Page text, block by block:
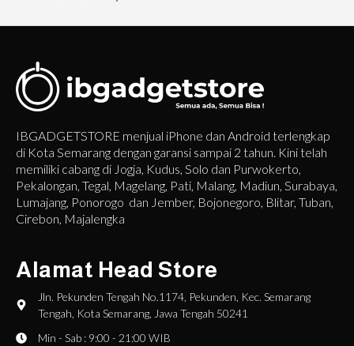
IBGADGETSTORE menjual iPhone dan Android terlengkap
di Kota Semarang dengan garansi sampai 2 tahun. Kini telah
memiliki cabang di Jogja, Kudus, Solo dan Purwokerto,
Pekalongan, Tegal, Magelang, Pati, Malang, Madiun, Surabaya,
Lumajang, Ponorogo dan Jember, Bojonegoro, Blitar, Tuban,
Cirebon, Majalengka
Alamat Head Store
Jln. Pekunden Tengah No.1174, Pekunden, Kec. Semarang
Tengah, Kota Semarang, Jawa Tengah 50241
Min - Sab : 9:00 - 21:00 WIB